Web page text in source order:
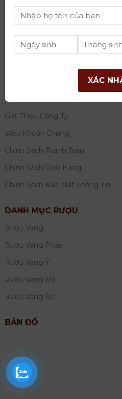
Ngân hàng:Ngân hàng
Việt Nam (BIDV)
tư quốc tế Ý-Việt
Tây Hồ, TP Hà Nội
THÔNG TIN
Giới Thiệu Công Ty
Điều Khoản Chung
Chính Sách Thanh Toán
Chính Sách Giao Hàng
Chính Sách Bảo Mật Thông Tin
DANH MỤC RƯỢU
Rượu Vang
Rượu Vang Pháp
Rượu Vang Ý
Rượu Vang Mỹ
Rượu Vang Úc
BẢN ĐỒ
XÁC